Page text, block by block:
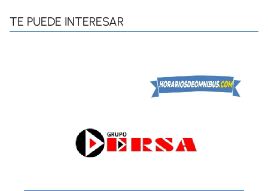
TE PUEDE INTERESAR